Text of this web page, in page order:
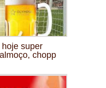
super
chopp